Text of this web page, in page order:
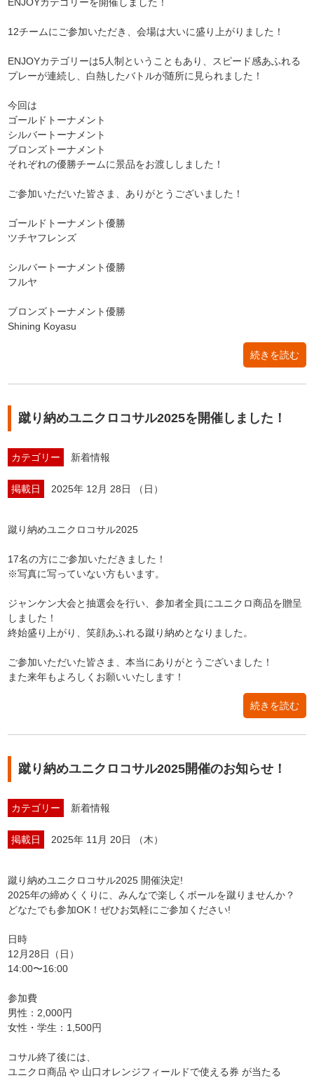
12チームにご参加いただき、会場は大いに盛り上がりました！
ENJOYカテゴリーは5人制ということもあり、スピード感あふれる
プレーが連続し、白熱したバトルが随所に見られました！
今回は
ゴールドトーナメント
シルバートーナメント
ブロンズトーナメント
それぞれの優勝チームに景品をお渡ししました！
ご参加いただいた皆さま、ありがとうございました！
ゴールドトーナメント優勝
ツチヤフレンズ
シルバートーナメント優勝
フルヤ
ブロンズトーナメント優勝
Shining Koyasu
続きを読む
蹴り納めユニクロコサル2025を開催しました！
カテゴリー 新着情報
掲載日 2025年 12月 28日 （日）
蹴り納めユニクロコサル2025
17名の方にご参加いただきました！
※写真に写っていない方もいます。
ジャンケン大会と抽選会を行い、参加者全員にユニクロ商品を贈呈
しました！
終始盛り上がり、笑顔あふれる蹴り納めとなりました。
ご参加いただいた皆さま、本当にありがとうございました！
また来年もよろしくお願いいたします！
続きを読む
蹴り納めユニクロコサル2025開催のお知らせ！
カテゴリー 新着情報
掲載日 2025年 11月 20日 （木）
蹴り納めユニクロコサル2025 開催決定!
2025年の締めくくりに、みんなで楽しくボールを蹴りませんか？
どなたでも参加OK！ぜひお気軽にご参加ください!
日時
12月28日（日）
14:00〜16:00
参加費
男性：2,000円
女性・学生：1,500円
コサル終了後には、
ユニクロ商品 や 山口オレンジフィールドで使える券 が当たる